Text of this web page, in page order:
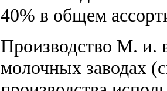
40% в общем
Производство М. и.
молочных заводах